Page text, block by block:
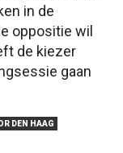
in de
oppositie wil
de kiezer
gaan
DEN HAAG